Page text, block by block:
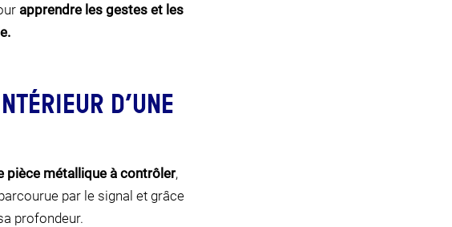
apprendre les gestes et les
D’UNE
pièce métallique à contrôler,
par le signal et grâce
profondeur.